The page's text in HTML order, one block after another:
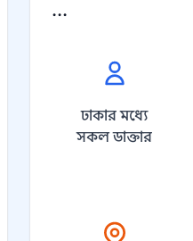
...
ঢাকার মধ্যে
সকল ডাক্তার